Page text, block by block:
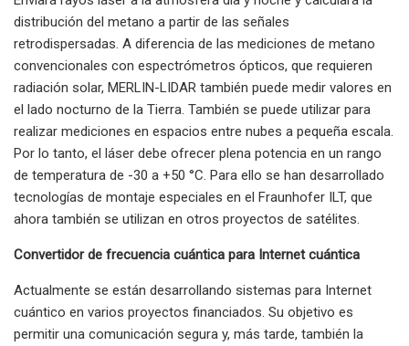
distribución del metano a partir de las señales
retrodispersadas. A diferencia de las mediciones de metano
convencionales con espectrómetros ópticos, que requieren
radiación solar, MERLIN-LIDAR también puede medir valores en
el lado nocturno de la Tierra. También se puede utilizar para
realizar mediciones en espacios entre nubes a pequeña escala.
Por lo tanto, el láser debe ofrecer plena potencia en un rango
de temperatura de -30 a +50 °C. Para ello se han desarrollado
tecnologías de montaje especiales en el Fraunhofer ILT, que
ahora también se utilizan en otros proyectos de satélites.
Convertidor de frecuencia cuántica para Internet cuántica
Actualmente se están desarrollando sistemas para Internet
cuántico en varios proyectos financiados. Su objetivo es
permitir una comunicación segura y, más tarde, también la